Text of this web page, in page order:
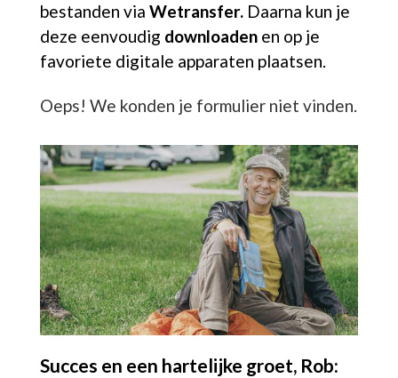
bestanden via Wetransfer.Daarna kun je
deze eenvoudig downloadenen op je
favoriete digitale apparaten plaatsen.
Oeps! We konden je formulier niet vinden.
Succes en een hartelijke groet, Rob: